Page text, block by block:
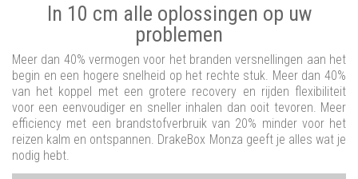
In 10 cm alle oplossingen op uw
problemen
Meer dan 40% vermogen voor het branden versnellingen aan het
begin en een hogere snelheid op het rechte stuk. Meer dan 40%
van het koppel met een grotere recovery en rijden flexibiliteit
voor een eenvoudiger en sneller inhalen dan ooit tevoren. Meer
efficiency met een brandstofverbruik van 20% minder voor het
reizen kalm en ontspannen. DrakeBox Monza geeft je alles wat je
nodig hebt.